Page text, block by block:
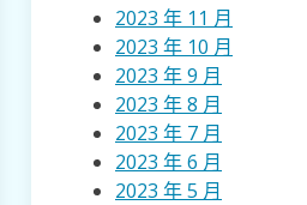
2023 年 11 月
2023 年 10 月
2023 年 9 月
2023 年 8 月
2023 年 7 月
2023 年 6 月
2023 年 5 月